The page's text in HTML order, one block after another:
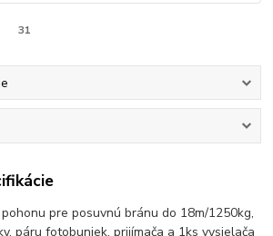
31
pre posuvnú bránu do 18m/1250kg,
páru fotobuniek, prijímača a 1ks vysielača